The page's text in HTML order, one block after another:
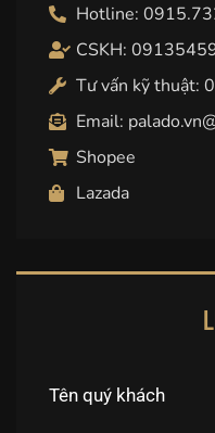
Hotline:
CSKH:
Tư vấn kỹ thuật:
Email:
Shopee
Lazada
Tên quý khách